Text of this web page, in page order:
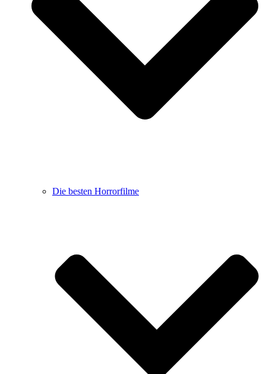
Die besten Horrorfilme